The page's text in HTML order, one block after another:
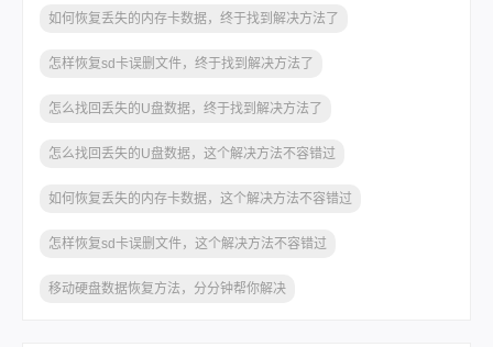
如何恢复丢失的内存卡数据，终于找到解决方法了
怎样恢复sd卡误删文件，终于找到解决方法了
怎么找回丢失的U盘数据，终于找到解决方法了
怎么找回丢失的U盘数据，这个解决方法不容错过
如何恢复丢失的内存卡数据，这个解决方法不容错过
怎样恢复sd卡误删文件，这个解决方法不容错过
移动硬盘数据恢复方法，分分钟帮你解决